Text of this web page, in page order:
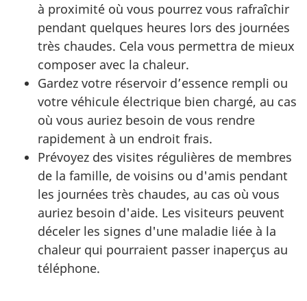
à proximité où vous pourrez vous rafraîchir
pendant quelques heures lors des journées
très chaudes. Cela vous permettra de mieux
composer avec la chaleur.
Gardez votre réservoir d’essence rempli ou
votre véhicule électrique bien chargé, au cas
où vous auriez besoin de vous rendre
rapidement à un endroit frais.
Prévoyez des visites régulières de membres
de la famille, de voisins ou d'amis pendant
les journées très chaudes, au cas où vous
auriez besoin d'aide. Les visiteurs peuvent
déceler les signes d'une maladie liée à la
chaleur qui pourraient passer inaperçus au
téléphone.